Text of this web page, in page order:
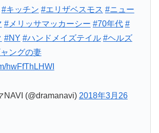
#キッチン #エリザベスモス #ニュー
#メリッサマッカーシー #70年代 #
#NY #ハンドメイズテイル #ヘルズ
ングの妻
hwFfThLHWI
(@dramanavi) 2018年3月26